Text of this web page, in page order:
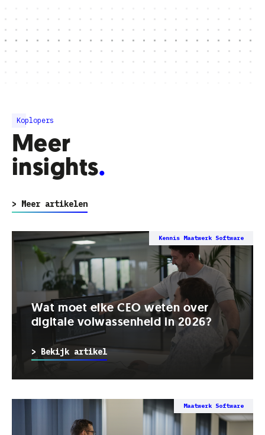
Koplopers
Meer
insights
> Meer artikelen
Kennis Maatwerk Software
Wat moet elke CEO weten over
digitale volwassenheid in 2026?
> Bekijk artikel
Maatwerk Software